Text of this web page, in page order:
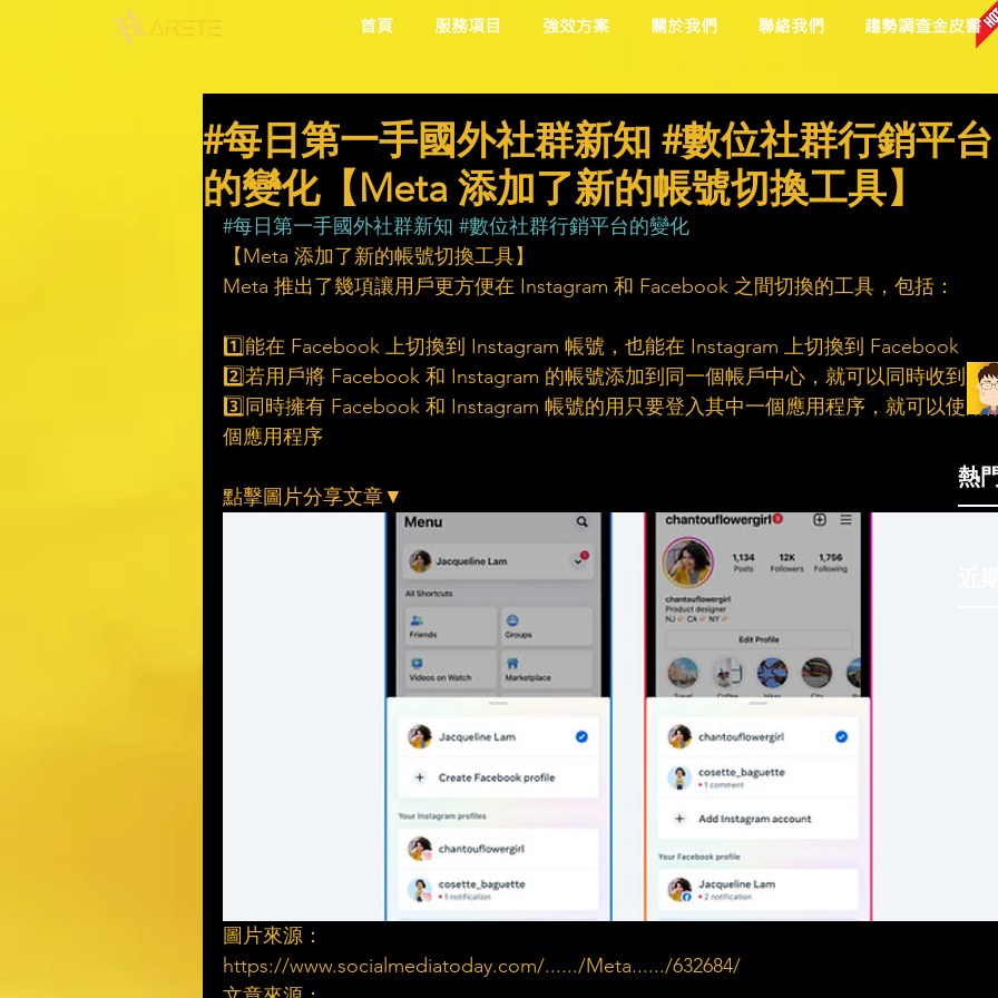
首頁 服務項目 強效方案 關於我們 聯絡我們 趨勢調查金皮書
#每日第一手國外社群新知 #數位社群行銷平台
的變化【Meta 添加了新的帳號切換工具】
#每日第一手國外社群新知 #數位社群行銷平台的變化
【Meta 添加了新的帳號切換工具】
Meta 推出了幾項讓用戶更方便在 Instagram 和 Facebook 之間切換的工具，包括：
1️⃣能在 Facebook 上切換到 Instagram 帳號，也能在 Instagram 上切換到 Facebook
2️⃣若用戶將 Facebook 和 Instagram 的帳號添加到同一個帳戶中心，就可以同時收到通
3️⃣同時擁有 Facebook 和 Instagram 帳號的用只要登入其中一個應用程序，就可以使用
個應用程序
點擊圖片分享文章▼
圖片來源：
https://www.socialmediatoday.com/....../Meta....../632684/
熱